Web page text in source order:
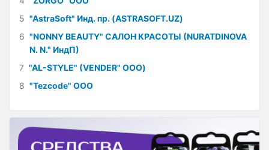
5 "AstraSoft" Инд. пр. (ASTRASOFT.UZ)
6 "NONNY BEAUTY" САЛОН КРАСОТЫ (NURATDINOVA
N. N." ИндП)
7 "AL-STYLE" (VENDER" ООО)
8 "Tezcode" ООО